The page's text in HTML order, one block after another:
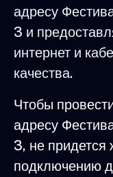
адресу
3 и
интернет и
качества.
Чтобы
адресу
3, не придется
подключению